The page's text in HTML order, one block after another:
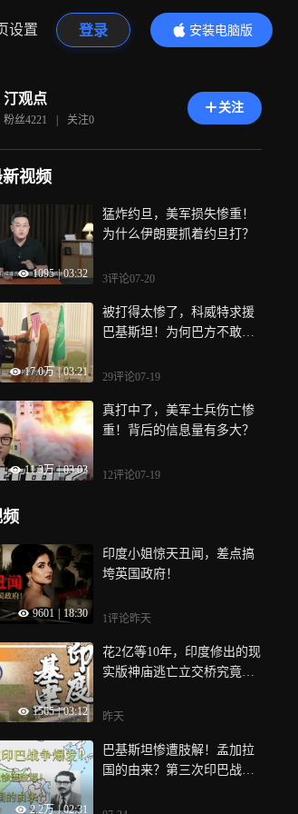
设置 登录
安装电脑版
内容更精彩
汀观点
粉丝4221 | 关注0
关注
视频
1095 | 03:32
猛炸约旦，美军损失惨重！
为什么伊朗要抓着约旦打？
3评论07-20
17.0万 | 03:21
被打得太惨了，科威特求援
巴基斯坦！为何巴方不敢
29评论07-19
11.3万 | 03:03
真打中了，美军士兵伤亡惨
重！背后的信息量有多大？
12评论07-19
9601 18:30
印度小姐惊天丑闻，差点搞
垮英国政府！
1评论昨天
1565 | 03:12
花2亿等10年，印度修出的现
实版神庙逃亡立交桥究竟多
昨天
2.2万 | 02:31
巴基斯坦惨遭肢解！孟加拉
国的由来？第三次印巴战争